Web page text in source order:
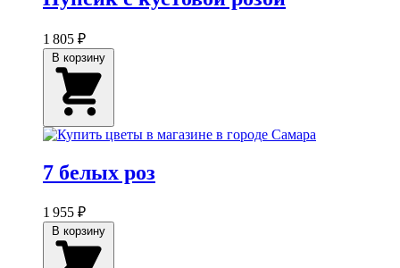
1 805 ₽
7 белых роз
1 955 ₽